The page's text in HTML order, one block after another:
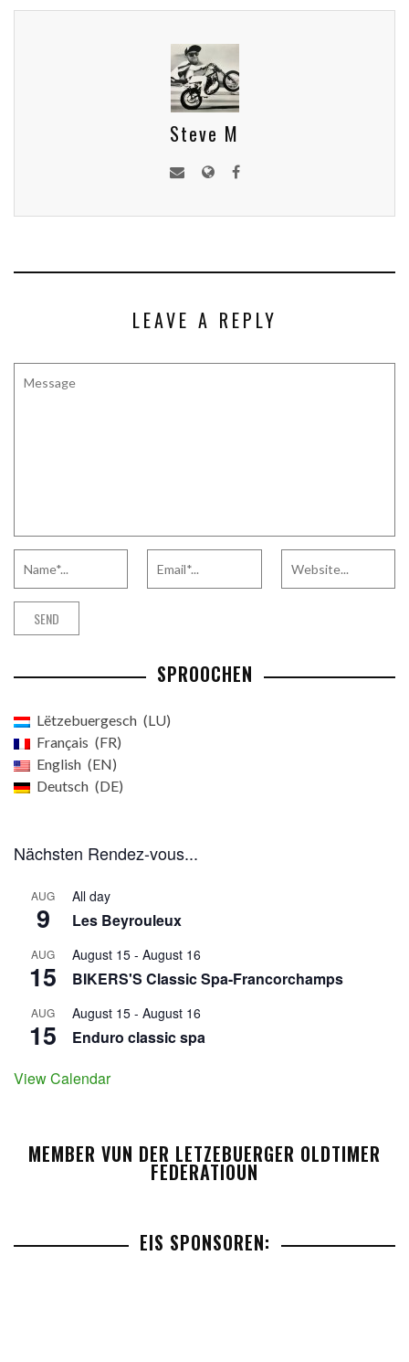
Steve M
LEAVE A REPLY
SPROOCHEN
Lëtzebuergesch
LU
Français
FR
English
EN
Deutsch
DE
Nächsten Rendez-vous...
AUG
9
All day
Les Beyrouleux
AUG
15
August 15 - August 16
BIKERS'S Classic Spa-Francorchamps
AUG
15
August 15 - August 16
Enduro classic spa
View Calendar
MEMBER VUN DER LETZEBUERGER OLDTIMER
FEDERATIOUN
EIS SPONSOREN: